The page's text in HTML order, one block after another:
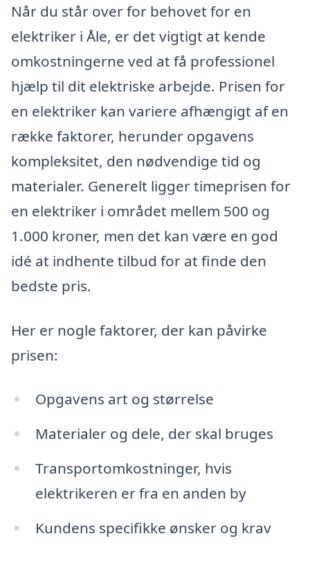
Når du står over for behovet for en
elektriker i Åle, er det vigtigt at kende
omkostningerne ved at få professionel
hjælp til dit elektriske arbejde. Prisen for
en elektriker kan variere afhængigt af en
række faktorer, herunder opgavens
kompleksitet, den nødvendige tid og
materialer. Generelt ligger timeprisen for
en elektriker i området mellem 500 og
1.000 kroner, men det kan være en god
idé at indhente tilbud for at finde den
bedste pris.
Her er nogle faktorer, der kan påvirke
prisen:
Opgavens art og størrelse
Materialer og dele, der skal bruges
Transportomkostninger, hvis
elektrikeren er fra en anden by
Kundens specifikke ønsker og krav